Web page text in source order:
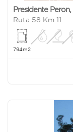
Presidente Peron,
Ruta 58 Km 11
794m2